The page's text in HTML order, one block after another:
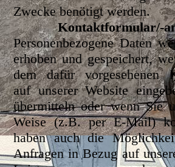
Zwecke benötigt werden.
Kontaktformular/-
Personenbezogene Daten
erhoben und gespeichert,
dem dafür vorgesehenen
auf unserer Website
übermitteln oder wenn Sie
Weise (z.B. per E-Mail)
haben auch die
Anfragen in Bezug auf